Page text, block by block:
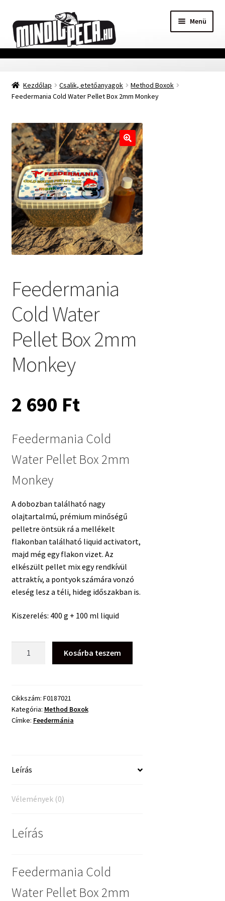
a
navigációhoz
a
tartalomba
Menü
Főoldal
Adatvédelmi nyilatkozat
Szállítási Információ
Kapcsolat
Márkák
Mohosz Versenynaptár 2025
Kezdőlap Csalik, etetőanyagok
Method Boxok
Feedermania Cold Water Pellet Box 2mm Monkey
🔍
Feedermania
Cold Water
Pellet Box 2mm
Monkey
2 690 Ft
Feedermania Cold
Water Pellet Box 2mm
Monkey
A dobozban található nagy
olajtartalmú, prémium minőségű
pelletre öntsük rá a mellékelt
flakonban található liquid activatort,
majd még egy flakon vizet. Az
elkészült pellet mix egy rendkívül
attraktív, a pontyok számára vonzó
eleség lesz a téli, hideg időszakban is.
Kiszerelés: 400 g + 100 ml liquid
Box
2mm
Monkey
Kosárba teszem
Cikkszám: F0187021
Kategória: Method Boxok
Címke: Feedermánia
Leírás
Vélemények (0)
Leírás
Feedermania Cold
Water Pellet Box 2mm